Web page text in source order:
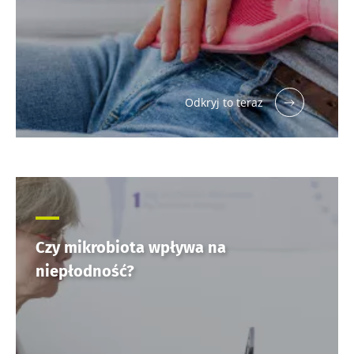
Odkryj to teraz
Czy mikrobiota wpływa na
niepłodność?